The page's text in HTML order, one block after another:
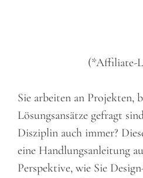
(*Affiliate-
Sie arbeiten an Projekten,
Lösungsansätze gefragt
Disziplin auch immer?
eine Handlungsanleitung
Perspektive, wie Sie